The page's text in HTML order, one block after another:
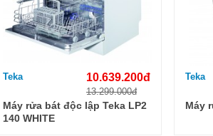
Teka 10.639.200đ
13.299.000đ
Máy rửa bát độc lập Teka LP2
140 WHITE
Teka
Máy